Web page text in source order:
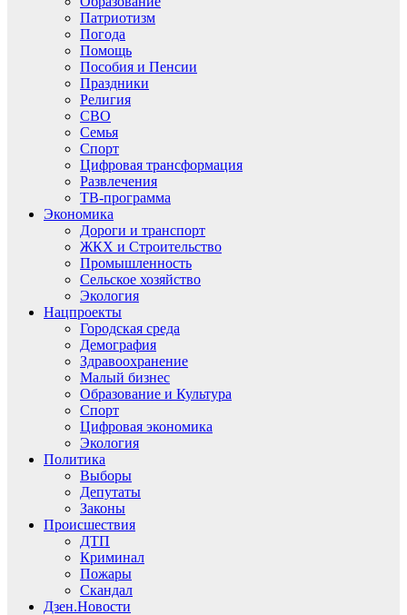
Патриотизм
Погода
Помощь
Пособия и Пенсии
Праздники
Религия
СВО
Семья
Спорт
Цифровая трансформация
Развлечения
ТВ-программа
Экономика
Дороги и транспорт
ЖКХ и Строительство
Промышленность
Сельское хозяйство
Экология
Нацпроекты
Городская среда
Демография
Здравоохранение
Малый бизнес
Образование и Культура
Спорт
Цифровая экономика
Экология
Политика
Выборы
Депутаты
Законы
Происшествия
ДТП
Криминал
Пожары
Скандал
Дзен.Новости